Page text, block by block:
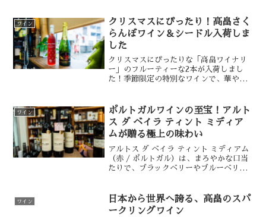
ワイン
クリスマスにぴったり！高畠さく
らんぼワイン＆シードル入荷しま
した
クリスマスにぴったりな「高畠ワイナリ
ー」のフルーティーな2本が入荷しまし
た！季節限定の特別なワインで、華やか
くらんぼ果汁をブレンドし、甘酸っぱい
味わいが魅力の1本。さ...
ワイン
ポルトガルワインの至宝！アルト
ス ダ ベイラ ティント ミディア
ムが贈る極上の味わい
アルトス ダ ベイラ ティント ミディアム
（赤 / ポルトガル）は、まろやかな口当
たりで、ブラックベリーやブルーベリー
ンス良く組み合わさり、優雅な風味とか
すかに感じるス...
ワイン
日本から世界へ誇る、高畠のスパ
ークリングワイン